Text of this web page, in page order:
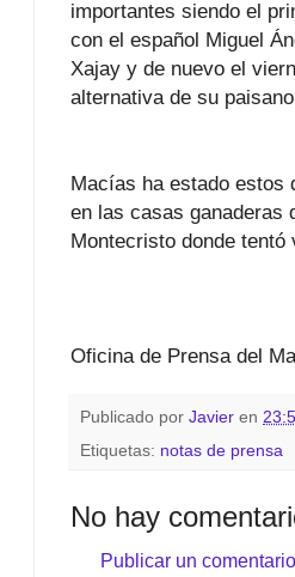
importantes siendo el
con el español Miguel
Xajay y de nuevo el
alternativa de su
Macías ha estado estos
en las casas ganaderas
Montecristo donde
Oficina de Prensa del
Publicado por Javier en
Etiquetas: notas de prensa
No hay
Publicar un comentario